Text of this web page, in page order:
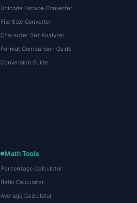
Unicode Escape Converter
File Size Converter
Character Set Analyzer
Format Comparison Guide
Conversion Guide
Math Tools
Percentage Calculator
Ratio Calculator
Average Calculator